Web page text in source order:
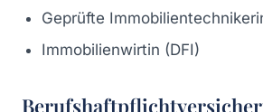
Geprüfte
Immobilienwirtin (DFI)